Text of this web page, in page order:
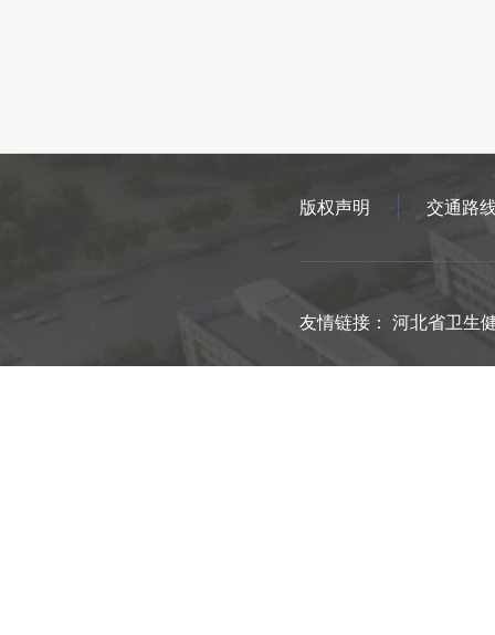
版权声明 交通路
友情链接： 河北省卫生